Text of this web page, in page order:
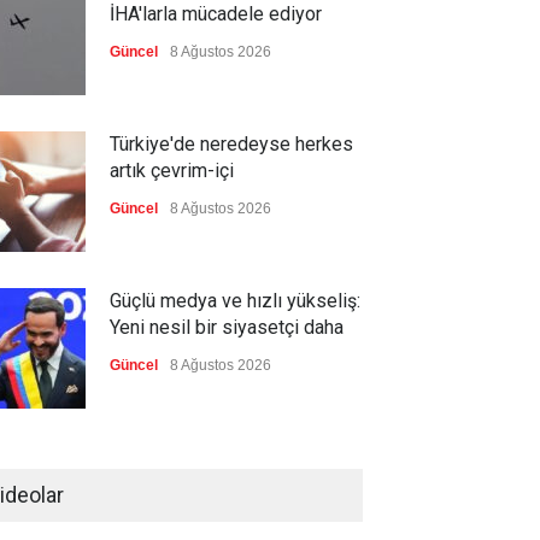
İHA'larla mücadele ediyor
Güncel 8 Ağustos 2026
Türkiye'de neredeyse herkes
artık çevrim-içi
Güncel 8 Ağustos 2026
Güçlü medya ve hızlı yükseliş:
Yeni nesil bir siyasetçi daha
Güncel 8 Ağustos 2026